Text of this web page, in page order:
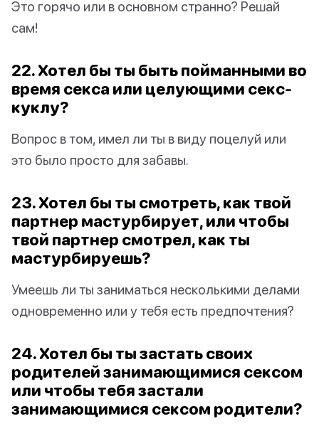
Это горячо или в основном странно? Решай
сам!
22. Хотел бы ты быть пойманными во
время секса или целующими секс-
куклу?
Вопрос в том, имел ли ты в виду поцелуй или
это было просто для забавы.
23. Хотел бы ты смотреть, как твой
партнер мастурбирует, или чтобы
твой партнер смотрел, как ты
мастурбируешь?
Умеешь ли ты заниматься несколькими делами
одновременно или у тебя есть предпочтения?
24. Хотел бы ты застать своих
родителей занимающимися сексом
или чтобы тебя застали
занимающимися сексом родители?